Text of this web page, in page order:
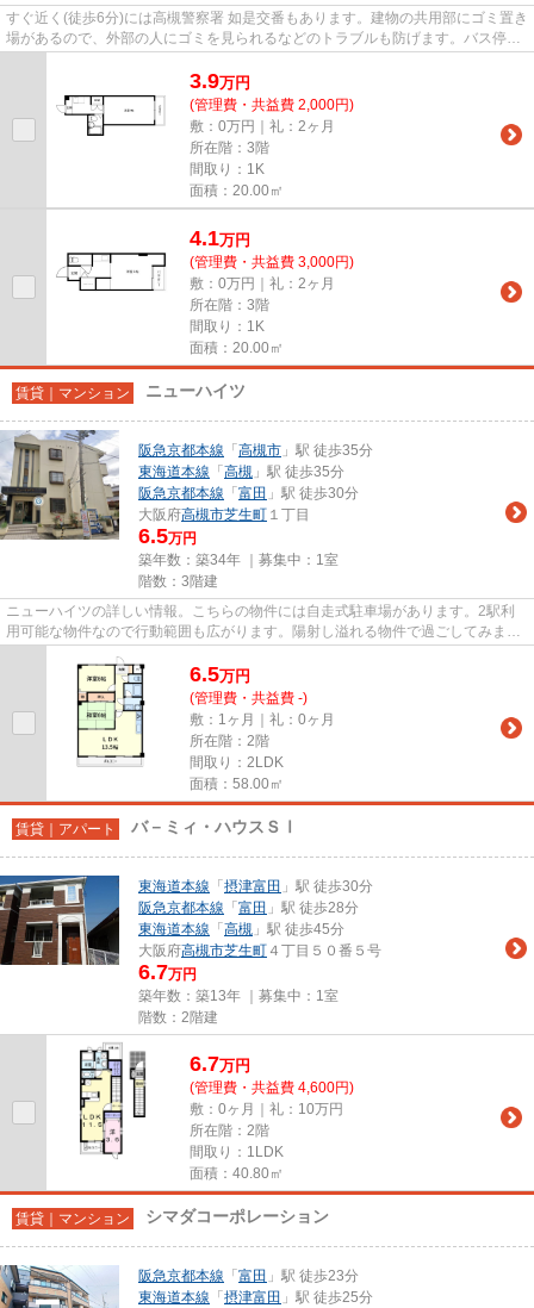
すぐ近く(徒歩6分)には高槻警察署 如是交番もあります。建物の共用部にゴミ置き
場があるので、外部の人にゴミを見られるなどのトラブルも防げます。バス停徒
3.9万円
(管理費・共益費 2,000円)
敷：0万円｜礼：2ヶ月
所在階：3階
間取り：1K
面積：20.00㎡
4.1万円
(管理費・共益費 3,000円)
敷：0万円｜礼：2ヶ月
所在階：3階
間取り：1K
面積：20.00㎡
賃貸｜マンション ニューハイツ
阪急京都本線 「 高槻市 」駅 徒歩35分
東海道本線 「 高槻 」駅 徒歩35分
阪急京都本線 「 富田 」駅 徒歩30分
大阪府高槻市芝生町 １丁目
6.5万円
築年数：築34年 ｜募集中： 1室
階数：3階建
ニューハイツの詳しい情報。こちらの物件には自走式駐車場があります。2駅利
用可能な物件なので行動範囲も広がります。陽射し溢れる物件で過ごしてみませ
6.5万円
(管理費・共益費 -)
敷：1ヶ月｜礼：0ヶ月
所在階：2階
間取り：2LDK
面積：58.00㎡
賃貸｜アパート バ－ミィ・ハウスＳⅠ
東海道本線 「 摂津富田 」駅 徒歩30分
阪急京都本線 「 富田 」駅 徒歩28分
東海道本線 「 高槻 」駅 徒歩45分
大阪府高槻市芝生町 ４丁目５０番５号
6.7万円
築年数：築13年 ｜募集中： 1室
階数：2階建
6.7万円
(管理費・共益費 4,600円)
敷：0ヶ月｜礼：10万円
所在階：2階
間取り：1LDK
面積：40.80㎡
賃貸｜マンション シマダコーポレーション
阪急京都本線 「 富田 」駅 徒歩23分
東海道本線 「 摂津富田 」駅 徒歩25分